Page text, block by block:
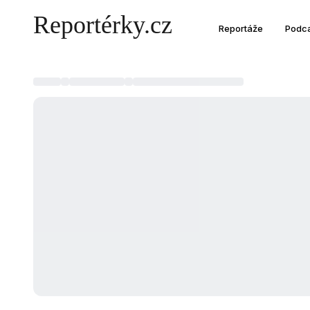
Reportáže